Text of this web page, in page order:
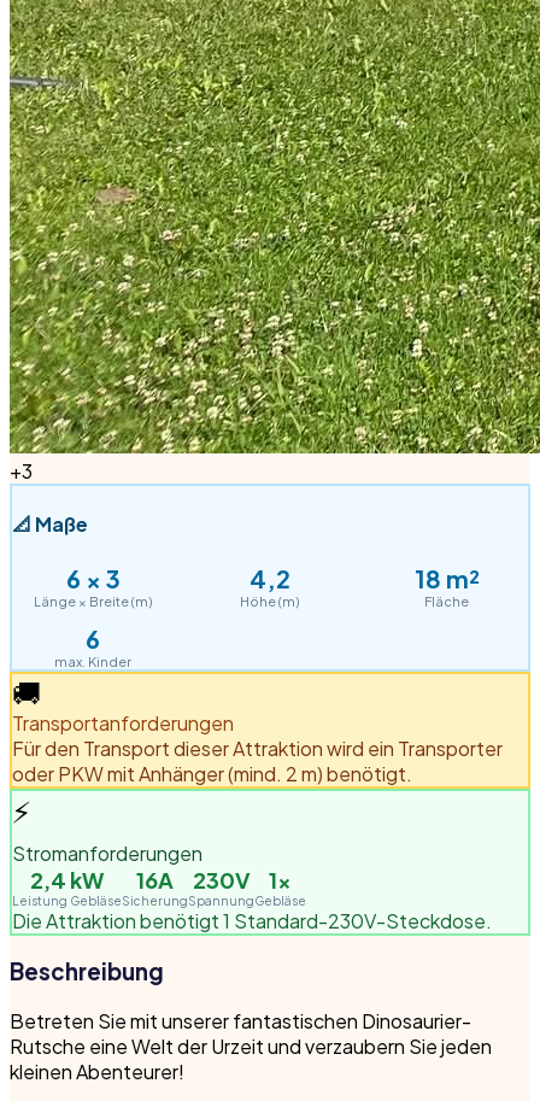
+3
📐 Maße
6 × 3
Länge × Breite (m)
4,2
Höhe (m)
18 m²
Fläche
6
max. Kinder
🚚
Transportanforderungen
Für den Transport dieser Attraktion wird ein Transporter
oder PKW mit Anhänger (mind. 2 m) benötigt.
⚡
Stromanforderungen
2,4 kW
Leistung Gebläse
16A
Sicherung
230V
Spannung
1×
Gebläse
Die Attraktion benötigt 1 Standard-230V-Steckdose.
Beschreibung
Betreten Sie mit unserer fantastischen Dinosaurier-
Rutsche eine Welt der Urzeit und verzaubern Sie jeden
kleinen Abenteurer!